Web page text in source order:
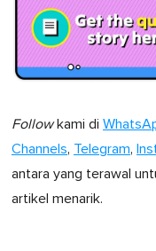
Followkami di
Channels, Telegram,
antara yang terawal
artikel menarik.